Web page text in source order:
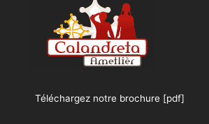
Téléchargez notre brochure [pdf]